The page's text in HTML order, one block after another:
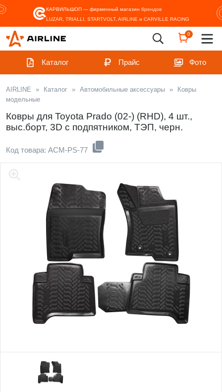
КАРВИЛЬШОП — фирменный магазин брендов
LUZAR, TRIALLI, STARTVOLT, AIRLINE и CARVILLE RACING
0
Каталог Прайс Фото
AIRLINE » Каталог » Автомобильные аксессуары »
Ковры
модельные
Ковры для Toyota Prado (02-) (RHD), 4 шт.,
выс.борт, 3D с подпятником, ТЭП, черн.
Код товара: ACM-PS-77